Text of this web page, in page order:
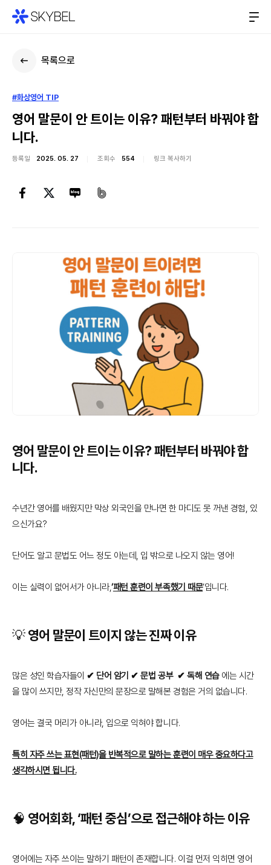
목록으로
#화상영어 TIP
영어 말문이 안 트이는 이유? 패턴부터 바꿔야 합
니다.
등록일 2025. 05. 27 조회수 554 링크 복사하기
영어 말문이 안 트이는 이유? 패턴부터 바꿔야 합
니다.
수년간 영어를 배웠지만 막상 외국인을 만나면 한 마디도 못 꺼낸 경험, 있
으신가요?
단어도 알고 문법도 어느 정도 아는데, 입 밖으로 나오지 않는 영어!
이는 실력이 없어서가 아니라,‘패턴 훈련이 부족했기 때문’입니다.
💡 영어 말문이 트이지 않는 진짜 이유
많은 성인 학습자들이 ✔ 단어 암기 ✔ 문법 공부 ✔ 독해 연습에는 시간
을 많이 쓰지만, 정작 자신만의 문장으로 말해본 경험은 거의 없습니다.
영어는 결국 머리가 아니라, 입으로 익혀야 합니다.
특히 자주 쓰는 표현(패턴)을 반복적으로 말하는 훈련이 매우 중요하다고
생각하시면 됩니다.
🧠 영어회화, ‘패턴 중심’으로 접근해야 하는 이유
영어에는 자주 쓰이는 말하기 패턴이 존재합니다. 이걸 먼저 익히면 영어